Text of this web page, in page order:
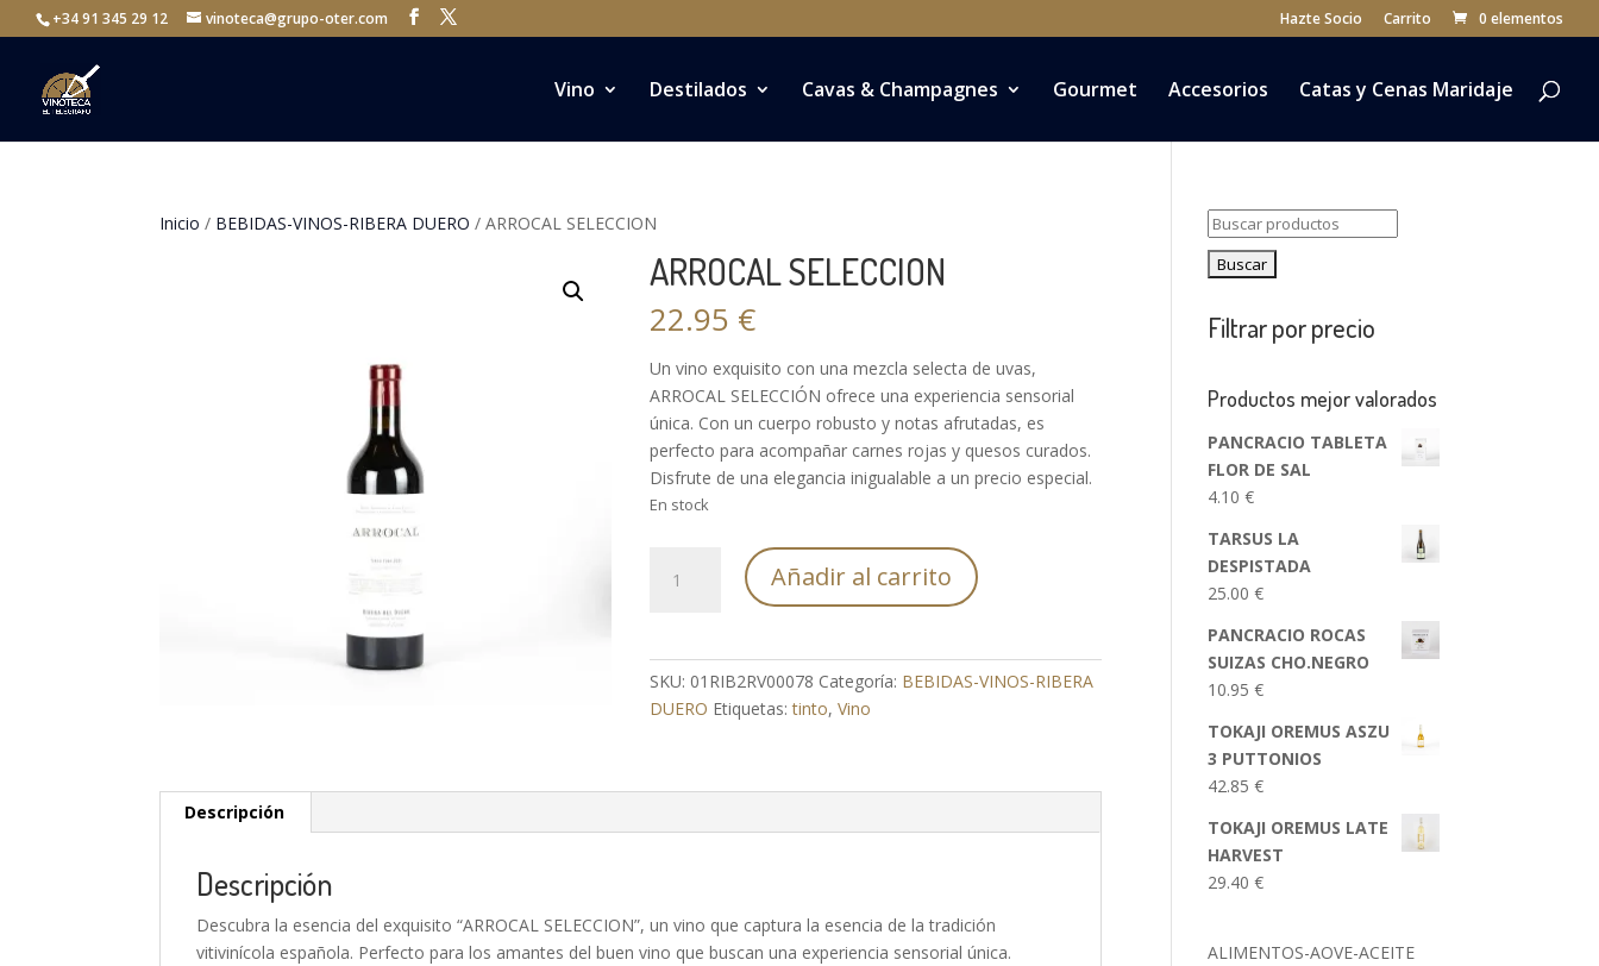
+34 91 345 29 12 vinoteca@grupo-oter.com Hazte Socio Carrito 0 elementos
Vino Destilados Cavas & Champagnes Gourmet Accesorios Catas y Cenas Maridaje
Inicio / BEBIDAS-VINOS-RIBERA DUERO / ARROCAL SELECCION
ARROCAL SELECCION
22.95 €
Un vino exquisito con una mezcla selecta de uvas,
ARROCAL SELECCIÓN ofrece una experiencia sensorial
única. Con un cuerpo robusto y notas afrutadas, es
perfecto para acompañar carnes rojas y quesos curados.
Disfrute de una elegancia inigualable a un precio especial.
En stock
SELECCION
Añadir al carrito
SKU: 01RIB2RV00078 Categoría: BEBIDAS-VINOS-RIBERA
DUERO Etiquetas:tinto,Vino
Descripción
Descripción
Descubra la esencia del exquisito “ARROCAL SELECCION”, un vino que captura la esencia de la tradición
vitivinícola española. Perfecto para los amantes del buen vino que buscan una experiencia sensorial única.
Buscar:
Filtrar por precio
Productos mejor valorados
PANCRACIO TABLETA
FLOR DE SAL
4.10€
TARSUS LA
DESPISTADA
25.00€
PANCRACIO ROCAS
SUIZAS CHO.NEGRO
10.95€
TOKAJI OREMUS ASZU
3 PUTTONIOS
42.85€
TOKAJI OREMUS LATE
HARVEST
29.40€
ALIMENTOS-AOVE-ACEITE